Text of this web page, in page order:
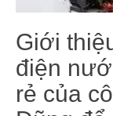
Giới
điện
rẻ của